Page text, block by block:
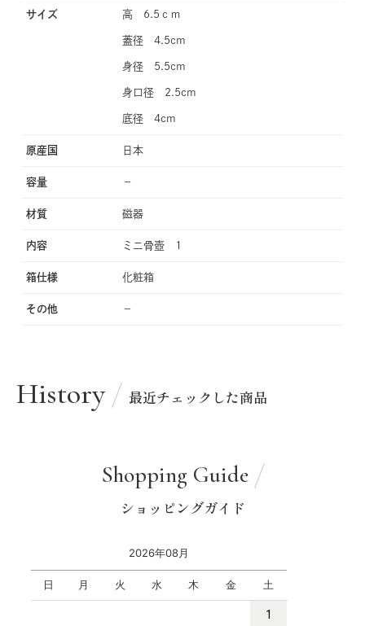
サイズ 高 6.5ｃｍ
蓋径 4.5cm
身径 5.5cm
身口径 2.5cm
底径 4cm
原産国 日本
容量 −
材質 磁器
内容 ミニ骨壺 1
箱仕様 化粧箱
その他 −
History 最近チェックした商品
Shopping Guide
ショッピングガイド